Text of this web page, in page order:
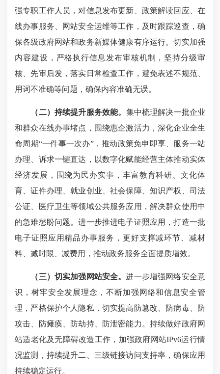
强专职工作人员，对信息发布更新、政策解读回应、在
线办事服务、网站安全运维等工作，及时跟踪巡查，确
保各级政府网站和政务新媒体健康有序运行。切实加强
内容建设，严格执行信息发布审核机制，坚持分级审
核、先审后发，落实日常检查工作，避免表述不规范、
用词不准确等问题，确保内容准确无误。
（二） 持续提升服务效能。 集中梳理解决一批企业
和群众在线办事堵点，围绕惠企激活力，深化企业全生
命周期“一件事一次办”，推动政策免申即享、服务一站
办理、诉求一键直达，以数字化赋能经营主体推动实体
经济发展，围绕为民办实事，丰富教育科研、文化体
育、证件办理、就业创业、社会保障、知识产权、司法
公证、医疗卫生等领域公共服务应用，解决群众使用中
的急难愁盼问题。进一步推进电子证照应用，打造一批
电子证照应用精品办事服务，更好支撑减环节、减材
料、减时限、减费用，推动政务服务全面提质增效。
（三）切实加强网站安全。进一步增强网络安全意
识，树牢安全发展理念，不断加强网络和信息安全管
理，严格保护个人隐私，切实提高防篡改、防病毒、防
攻击、防瘫痪、防劫持、防泄密能力。持续做好政府网
站适老化及无障碍改造工作，加强政府网站IPv6运行情
况监测，持续提升二、三级链接访问支持率，确保应用
持续稳定运行。